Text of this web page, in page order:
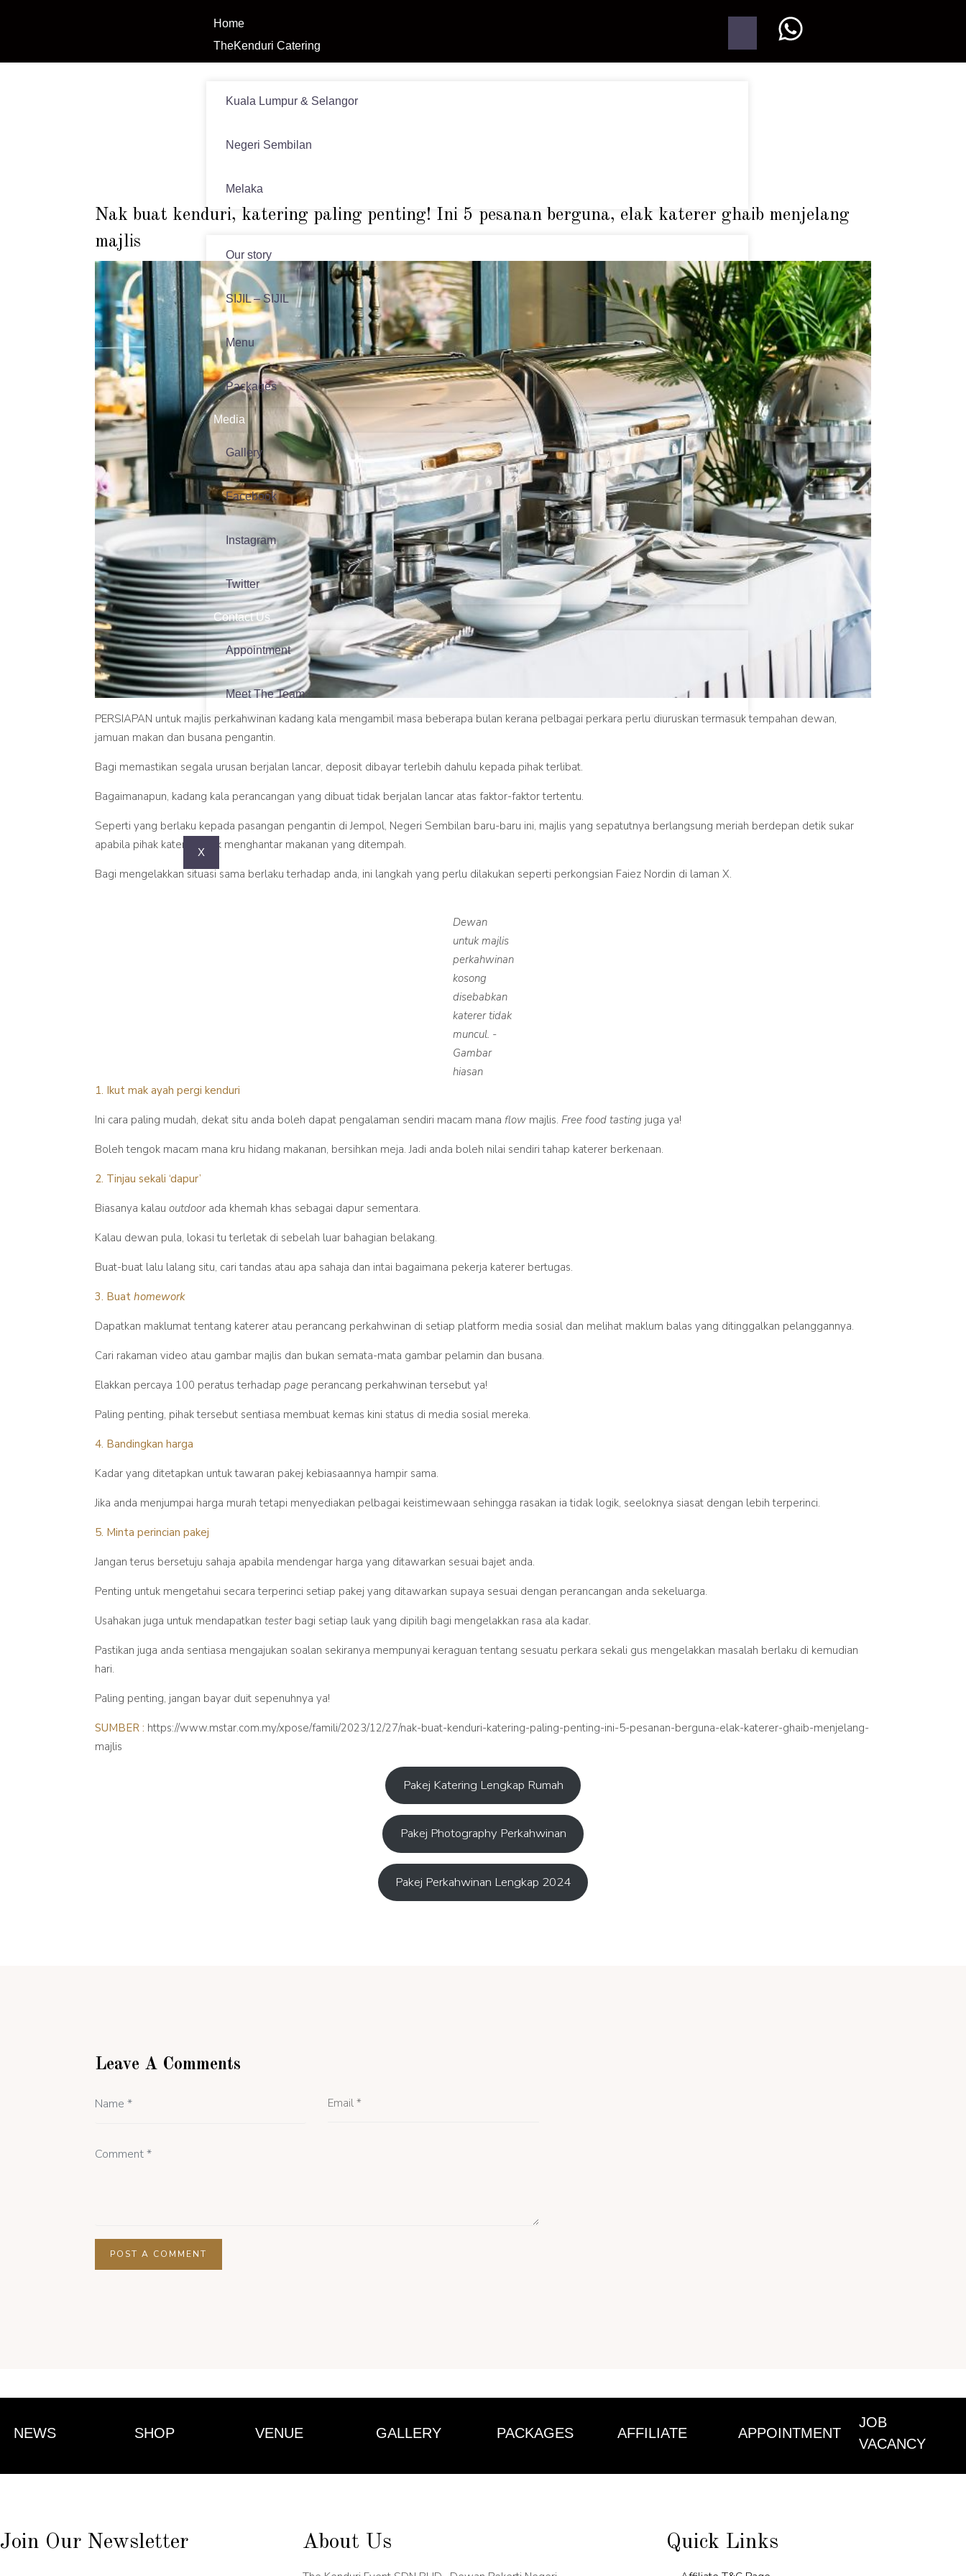
Home
TheKenduri Catering
Kuala Lumpur & Selangor
Negeri Sembilan
Melaka
News
Our story
SIJIL – SIJIL
Menu
Packages
Media
Gallery
Facebook
Instagram
Twitter
Contact Us
Appointment
Meet The Team
X
Nak buat kenduri, katering paling penting! Ini 5 pesanan berguna, elak katerer ghaib menjelang
majlis
PERSIAPAN untuk majlis perkahwinan kadang kala mengambil masa beberapa bulan kerana pelbagai perkara perlu diuruskan termasuk tempahan dewan,
jamuan makan dan busana pengantin.
Bagi memastikan segala urusan berjalan lancar, deposit dibayar terlebih dahulu kepada pihak terlibat.
Bagaimanapun, kadang kala perancangan yang dibuat tidak berjalan lancar atas faktor-faktor tertentu.
Seperti yang berlaku kepada pasangan pengantin di Jempol, Negeri Sembilan baru-baru ini, majlis yang sepatutnya berlangsung meriah berdepan detik sukar
apabila pihak katerer tidak menghantar makanan yang ditempah.
Bagi mengelakkan situasi sama berlaku terhadap anda, ini langkah yang perlu dilakukan seperti perkongsian Faiez Nordin di laman X.
Dewan
untuk majlis
perkahwinan
kosong
disebabkan
katerer tidak
muncul. -
Gambar
hiasan
1. Ikut mak ayah pergi kenduri
Ini cara paling mudah, dekat situ anda boleh dapat pengalaman sendiri macam mana flow majlis. Free food tasting juga ya!
Boleh tengok macam mana kru hidang makanan, bersihkan meja. Jadi anda boleh nilai sendiri tahap katerer berkenaan.
2. Tinjau sekali ‘dapur’
Biasanya kalau outdoor ada khemah khas sebagai dapur sementara.
Kalau dewan pula, lokasi tu terletak di sebelah luar bahagian belakang.
Buat-buat lalu lalang situ, cari tandas atau apa sahaja dan intai bagaimana pekerja katerer bertugas.
3. Buat homework
Dapatkan maklumat tentang katerer atau perancang perkahwinan di setiap platform media sosial dan melihat maklum balas yang ditinggalkan pelanggannya.
Cari rakaman video atau gambar majlis dan bukan semata-mata gambar pelamin dan busana.
Elakkan percaya 100 peratus terhadap page perancang perkahwinan tersebut ya!
Paling penting, pihak tersebut sentiasa membuat kemas kini status di media sosial mereka.
4. Bandingkan harga
Kadar yang ditetapkan untuk tawaran pakej kebiasaannya hampir sama.
Jika anda menjumpai harga murah tetapi menyediakan pelbagai keistimewaan sehingga rasakan ia tidak logik, seeloknya siasat dengan lebih terperinci.
5. Minta perincian pakej
Jangan terus bersetuju sahaja apabila mendengar harga yang ditawarkan sesuai bajet anda.
Penting untuk mengetahui secara terperinci setiap pakej yang ditawarkan supaya sesuai dengan perancangan anda sekeluarga.
Usahakan juga untuk mendapatkan tester bagi setiap lauk yang dipilih bagi mengelakkan rasa ala kadar.
Pastikan juga anda sentiasa mengajukan soalan sekiranya mempunyai keraguan tentang sesuatu perkara sekali gus mengelakkan masalah berlaku di kemudian
hari.
Paling penting, jangan bayar duit sepenuhnya ya!
SUMBER : https://www.mstar.com.my/xpose/famili/2023/12/27/nak-buat-kenduri-katering-paling-penting-ini-5-pesanan-berguna-elak-katerer-ghaib-menjelang-
majlis
Pakej Katering Lengkap Rumah
Pakej Photography Perkahwinan
Pakej Perkahwinan Lengkap 2024
Leave A Comments
NEWS SHOP VENUE GALLERY PACKAGES AFFILIATE APPOINTMENT
JOB
VACANCY
Join Our Newsletter About Us Quick Links